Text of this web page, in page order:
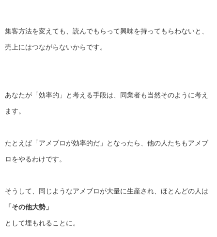
集客方法を変えても、読んでもらって興味を持ってもらわないと、
売上にはつながらないからです。
あなたが「効率的」と考える手段は、 同業者も当然そのように考え
ます。
たとえば「アメブロが効率的だ」となったら、 他の人たちもアメブ
ロをやるわけです。
そうして、同じようなアメブロが大量に生産され、ほとんどの人は
「その他大勢」
として埋もれることに。